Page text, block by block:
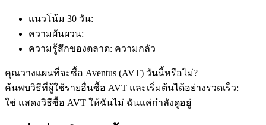
ฟิวเจอร์ส USDC
ฟิวเจอร์สที่ใช้ USDC เป็นหลักประกัน
แนวโน้ม 30 วัน:
ความผันผวน:
ความรู้สึกของตลาด: ความกลัว
คุณวางแผนที่จะซื้อ Aventus (AVT) วันนี้หรือไม่?
ค้นพบวิธีที่ผู้ใช้รายอื่นซื้อ AVT และเริ่มต้นได้อย่างรวดเร็ว:
ใช่ แสดงวิธีซื้อ AVT ให้ฉันไม่ ฉันแค่กำลังดูอยู่